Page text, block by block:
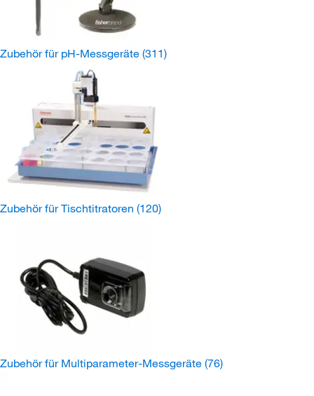
Zubehör für pH-Messgeräte (311)
Zubehör für Tischtitratoren (120)
Zubehör für Multiparameter-Messgeräte (76)